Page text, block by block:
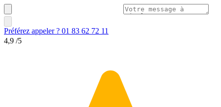
Préférez appeler ? 01 83 62 72 11
4,9 /5